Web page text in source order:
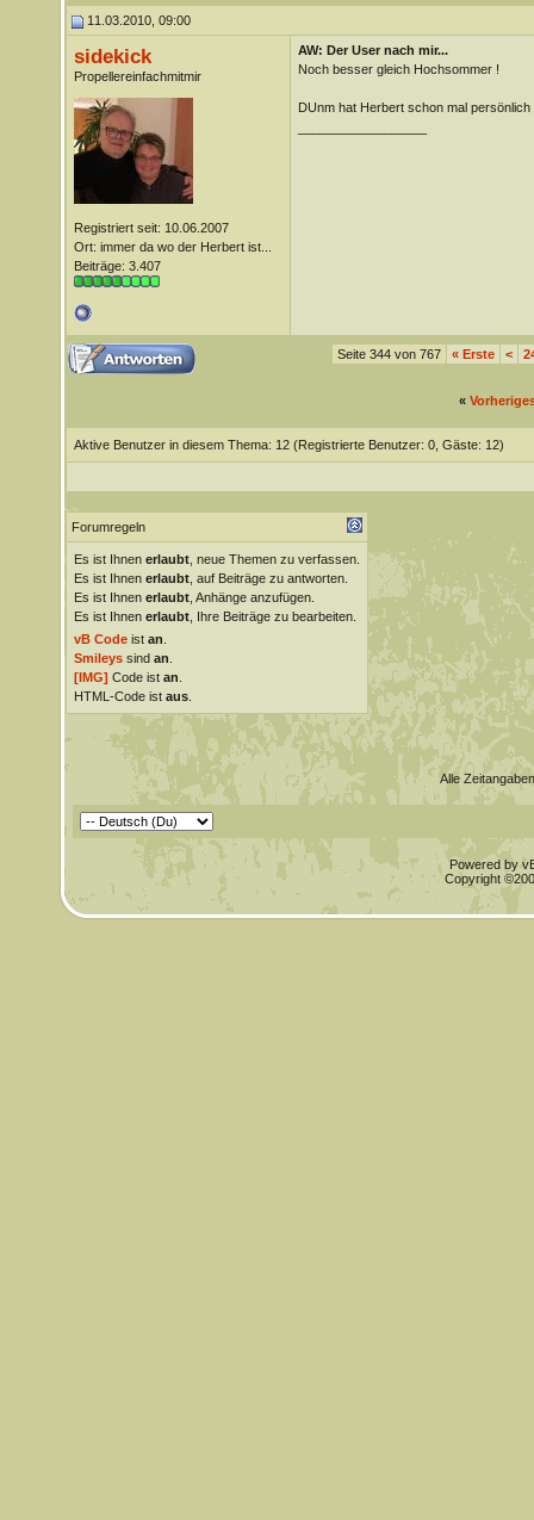
11.03.2010, 09:00
sidekick
Propellereinfachmitmir
Registriert seit: 10.06.2007
Ort: immer da wo der Herbert ist...
Beiträge: 3.407
AW: Der User nach mir...
Noch besser gleich Hochsommer !
DUnm hat Herbert schon mal persönlich
Seite 344 von 767 «Erste <
«
Aktive Benutzer in diesem Thema: 12 (Registrierte Benutzer: 0, Gäste: 12)
Forumregeln
Es ist Ihnen erlaubt, neue Themen zu verfassen.
Es ist Ihnen erlaubt, auf Beiträge zu antworten.
Es ist Ihnen erlaubt, Anhänge anzufügen.
Es ist Ihnen erlaubt, Ihre Beiträge zu bearbeiten.
vB Codeist an
Smileyssind an
[IMG] Code ist an
HTML-Code ist aus.
Alle
Powered by
Copyright